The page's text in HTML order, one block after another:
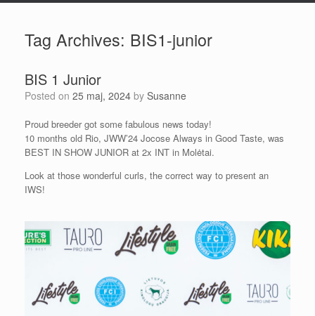
Tag Archives: BIS1-junior
BIS 1 Junior
Posted on 25 maj, 2024 by Susanne
Proud breeder got some fabulous news today!
10 months old Rio, JWW’24 Jocose Always in Good Taste, was
BEST IN SHOW JUNIOR at 2x INT in Molėtai.
Look at those wonderful curls, the correct way to present an
IWS!